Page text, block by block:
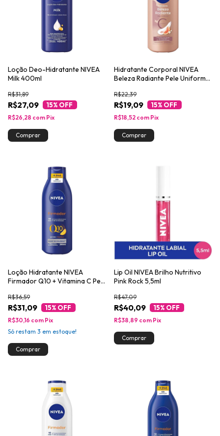
Loção Deo-Hidratante NIVEA
Milk 400ml
R$27,09
R$31,89
15% OFF
R$26,28 com Pix
Hidratante Corporal NIVEA
Beleza Radiante Pele Uniforme
R$19,09
R$22,39
15% OFF
R$18,52 com Pix
Loção Hidratante NIVEA
Firmador Q10 + Vitamina C Pele
R$31,09
R$36,59
15% OFF
R$30,16 com Pix
Só restam 3 em estoque!
Lip Oil NIVEA Brilho Nutritivo
Pink Rock 5,5ml
R$40,09
R$47,09
15% OFF
R$38,89 com Pix